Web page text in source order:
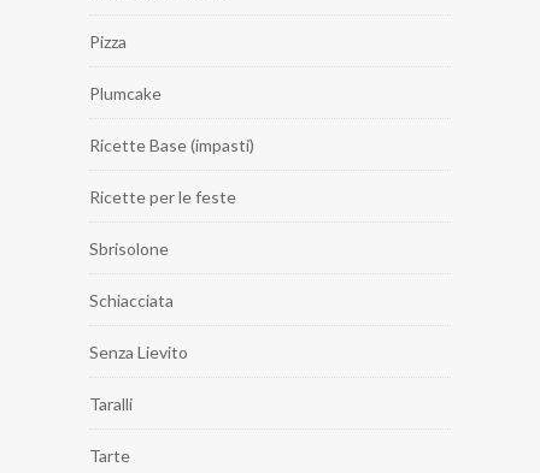
Pizza
Plumcake
Ricette Base (impasti)
Ricette per le feste
Sbrisolone
Schiacciata
Senza Lievito
Taralli
Tarte